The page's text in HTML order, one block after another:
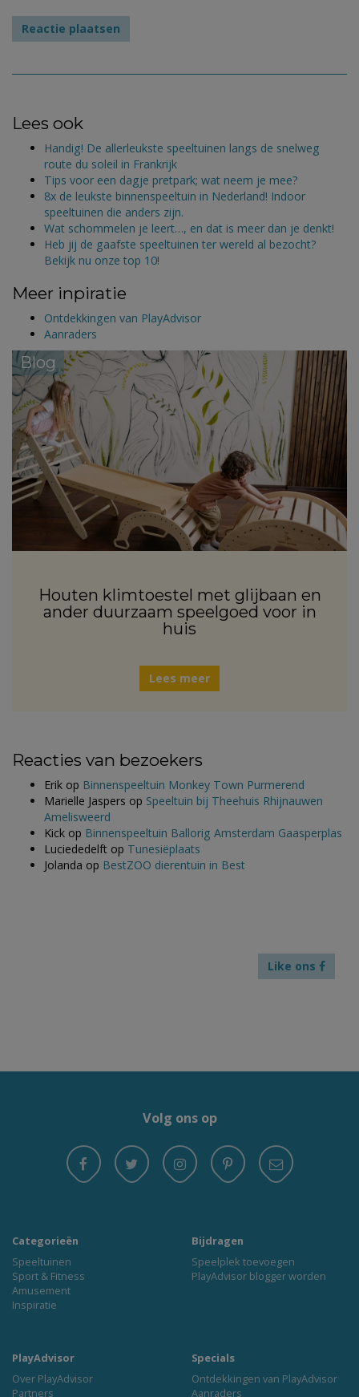
Lees ook
Handig! De allerleukste speeltuinen langs de snelweg
route du soleil in Frankrijk
Tips voor een dagje pretpark; wat neem je mee?
8x de leukste binnenspeeltuin in Nederland! Indoor
speeltuinen die anders zijn.
Wat schommelen je leert…, en dat is meer dan je denkt!
Heb jij de gaafste speeltuinen ter wereld al bezocht?
Bekijk nu onze top 10!
Meer inpiratie
Ontdekkingen van PlayAdvisor
Aanraders
Blog
Houten klimtoestel met glijbaan en
ander duurzaam speelgoed voor in
huis
Lees meer
Reacties van bezoekers
Erik op Binnenspeeltuin Monkey Town Purmerend
Marielle Jaspers op Speeltuin bij Theehuis Rhijnauwen
Amelisweerd
Kick op Binnenspeeltuin Ballorig Amsterdam Gaasperplas
Luciededelft op Tunesiëplaats
Jolanda op BestZOO dierentuin in Best
Like ons
Volg ons op
Categorieën
Speeltuinen
Sport & Fitness
Amusement
Inspiratie
Bijdragen
Speelplek toevoegen
PlayAdvisor blogger worden
PlayAdvisor
Over PlayAdvisor
Partners
Specials
Ontdekkingen van PlayAdvisor
Aanraders